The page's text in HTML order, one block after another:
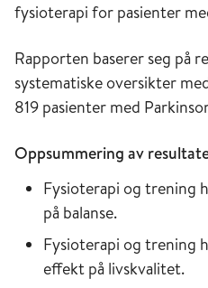
fysioterapi for pasienter
Rapporten baserer seg på
systematiske oversikter
819 pasienter med
Oppsummering av
Fysioterapi og trening
på balanse.
Fysioterapi og trening
effekt på livskvalitet.